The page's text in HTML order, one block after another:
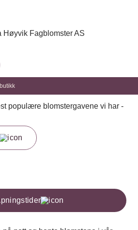
Høyvik Fagblomster AS
populære blomstergavene vi har -